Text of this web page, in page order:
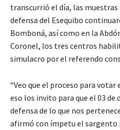
transcurrió el día, las muestras
defensa del Esequibo
Bomboná, así como en la
Coronel, los tres centros
simulacro por el referendo
“Veo que el proceso para
eso los invito para que el 03
defensa de lo que nos
afirmó con ímpetu el sargento